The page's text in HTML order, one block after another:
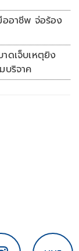
อาชีพ จ่อร้อง
ดเจ็บเหตุยิง
บริจาค